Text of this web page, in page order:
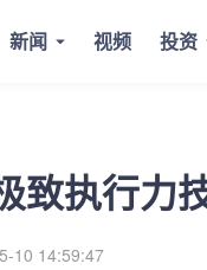
新闻 视频 投资
致执行力
10 14:59:47